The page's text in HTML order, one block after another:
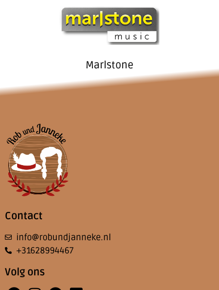
Marlstone
Contact
info@robundjanneke.nl
+31628994467
Volg ons